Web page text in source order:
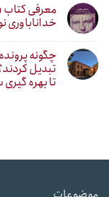
معرفی کتاب
خداناباوری
چگونه
تبدیل
تا بهره